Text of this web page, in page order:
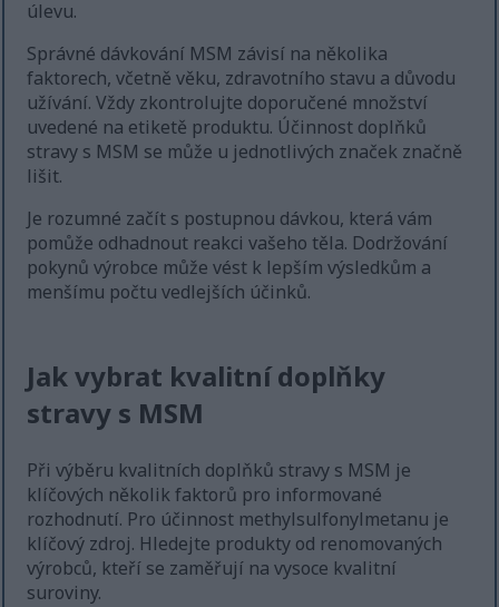
úlevu.
Správné dávkování MSM závisí na několika
faktorech, včetně věku, zdravotního stavu a důvodu
užívání. Vždy zkontrolujte doporučené množství
uvedené na etiketě produktu. Účinnost doplňků
stravy s MSM se může u jednotlivých značek značně
lišit.
Je rozumné začít s postupnou dávkou, která vám
pomůže odhadnout reakci vašeho těla. Dodržování
pokynů výrobce může vést k lepším výsledkům a
menšímu počtu vedlejších účinků.
Jak vybrat kvalitní doplňky
stravy s MSM
Při výběru kvalitních doplňků stravy s MSM je
klíčových několik faktorů pro informované
rozhodnutí. Pro účinnost methylsulfonylmetanu je
klíčový zdroj. Hledejte produkty od renomovaných
výrobců, kteří se zaměřují na vysoce kvalitní
suroviny.